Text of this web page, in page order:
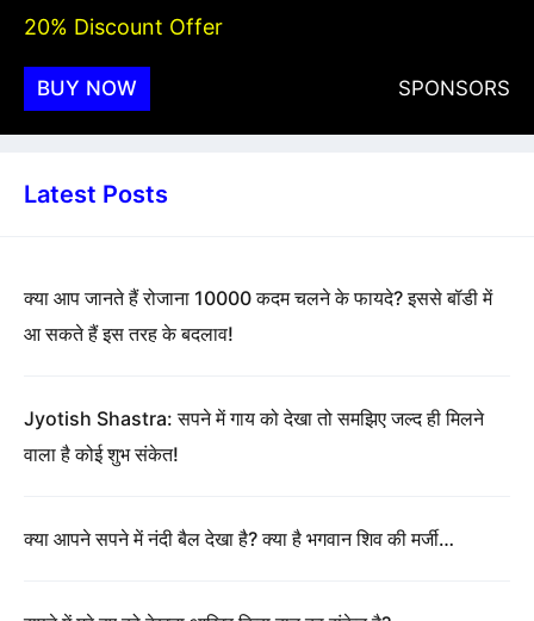
20% Discount Offer
BUY NOW SPONSORS
Latest Posts
क्या आप जानते हैं रोजाना 10000 कदम चलने के फायदे? इससे बॉडी में
आ सकते हैं इस तरह के बदलाव!
Jyotish Shastra: सपने में गाय को देखा तो समझिए जल्द ही मिलने
वाला है कोई शुभ संकेत!
क्या आपने सपने में नंदी बैल देखा है? क्या है भगवान शिव की मर्जी…